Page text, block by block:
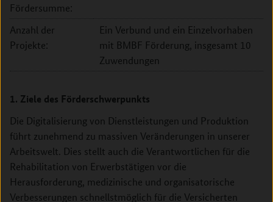
Fördersumme:
Anzahl der
Projekte:
Ein Verbund und ein Einzelvorhaben
mit BMBF Förderung, insgesamt 10
Zuwendungen
1. Ziele des Förderschwerpunkts
Die Digitalisierung von Dienstleistungen und Produktion
führt zunehmend zu massiven Veränderungen in unserer
Arbeitswelt. Dies stellt auch die Verantwortlichen für die
Rehabilitation von Erwerbstätigen vor die
Herausforderung, medizinische und organisatorische
Verbesserungen schnellstmöglich für die Versicherten